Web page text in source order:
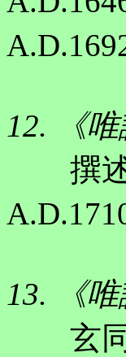
12. 《
撰述
13. 《
玄同